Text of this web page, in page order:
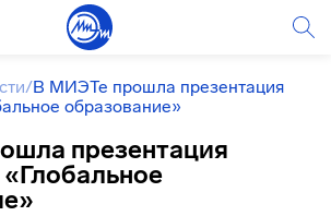
/В МИЭТе прошла презентация
образование»
презентация